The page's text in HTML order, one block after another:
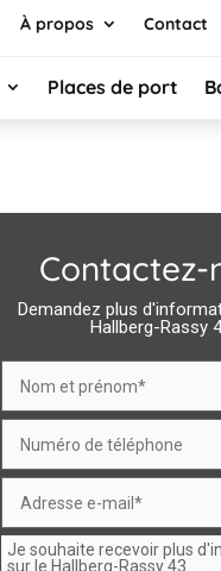
À propos Contact
Places de port
Contactez-
Demandez plus
Hallberg-Rassy